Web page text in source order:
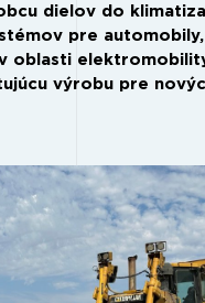
dielov do
pre
oblasti
výrobu pre